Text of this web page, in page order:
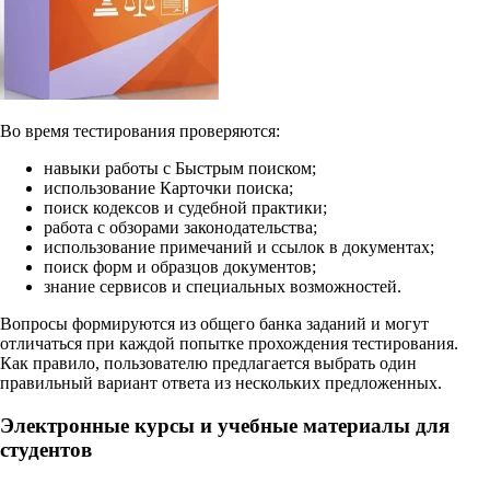
Во время тестирования проверяются:
навыки работы с Быстрым поиском;
использование Карточки поиска;
поиск кодексов и судебной практики;
работа с обзорами законодательства;
использование примечаний и ссылок в документах;
поиск форм и образцов документов;
знание сервисов и специальных возможностей.
Вопросы формируются из общего банка заданий и могут
отличаться при каждой попытке прохождения тестирования.
Как правило, пользователю предлагается выбрать один
правильный вариант ответа из нескольких предложенных.
Электронные курсы и учебные материалы для
студентов